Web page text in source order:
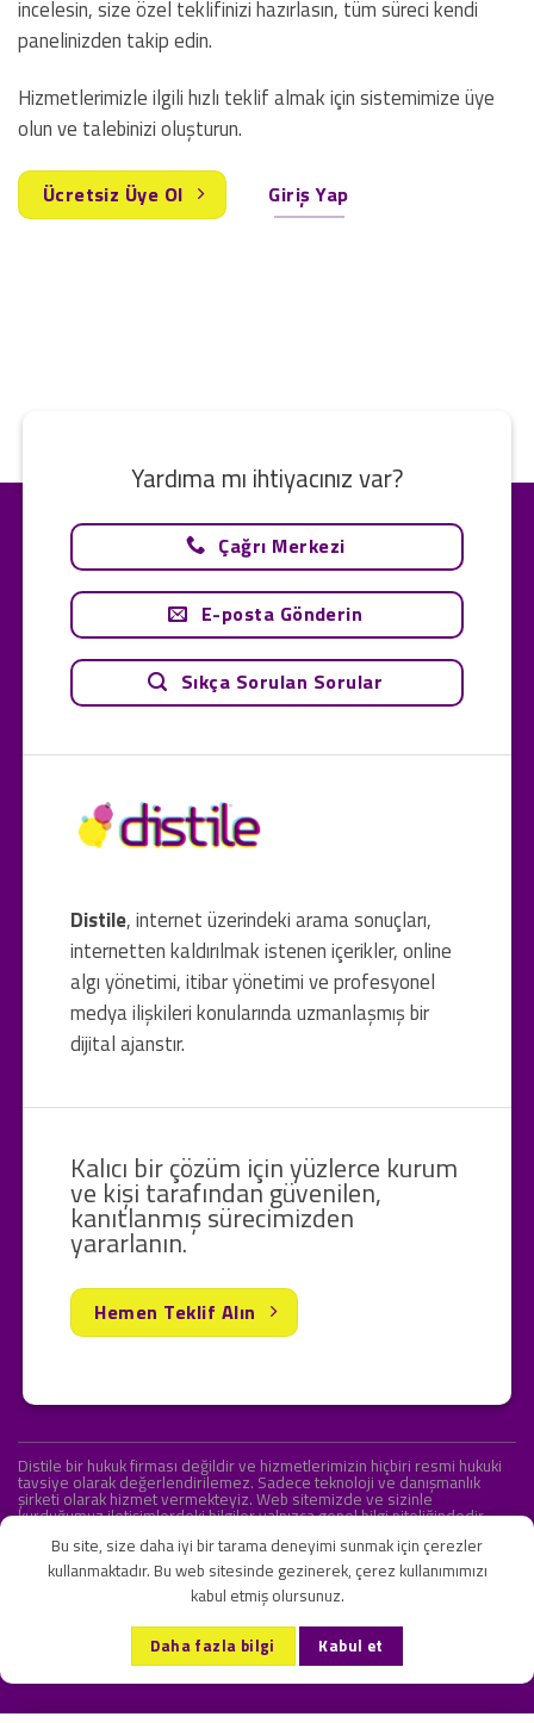
incelesin, size özel teklifinizi hazırlasın, tüm süreci kendi
panelinizden takip edin.
Hizmetlerimizle ilgili hızlı teklif almak için sistemimize üye
olun ve talebinizi oluşturun.
Ücretsiz Üye Ol Giriş Yap
Distile, internet üzerindeki arama sonuçları,
internetten kaldırılmak istenen içerikler, online
algı yönetimi, itibar yönetimi ve profesyonel
medya ilişkileri konularında uzmanlaşmış bir
dijital ajanstır.
Yardıma mı ihtiyacınız var?
Çağrı Merkezi
E-posta Gönderin
Sıkça Sorulan Sorular
Kalıcı bir çözüm için yüzlerce kurum
ve kişi tarafından güvenilen,
kanıtlanmış sürecimizden
yararlanın.
Hemen Teklif Alın
Distile bir hukuk firması değildir ve hizmetlerimizin hiçbiri resmi hukuki
tavsiye olarak değerlendirilemez. Sadece teknoloji ve danışmanlık
şirketi olarak hizmet vermekteyiz. Web sitemizde ve sizinle
kurduğumuz iletişimlerdeki bilgiler yalnızca genel bilgi niteliğindedir.
KVKK ve Gizlilik Sözleşmesi S.S.S. İletişim
Copyright 2026 ©Onlipr Teknoloji ve Ticaret A.Ş.
Bu site, size daha iyi bir tarama deneyimi sunmak için çerezler
kullanmaktadır. Bu web sitesinde gezinerek, çerez kullanımımızı
kabul etmiş olursunuz.
Daha fazla bilgi Kabul et